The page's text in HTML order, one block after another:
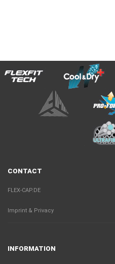
CONTACT
FLEX-CAP.DE
Imprint & Privacy
INFORMATION